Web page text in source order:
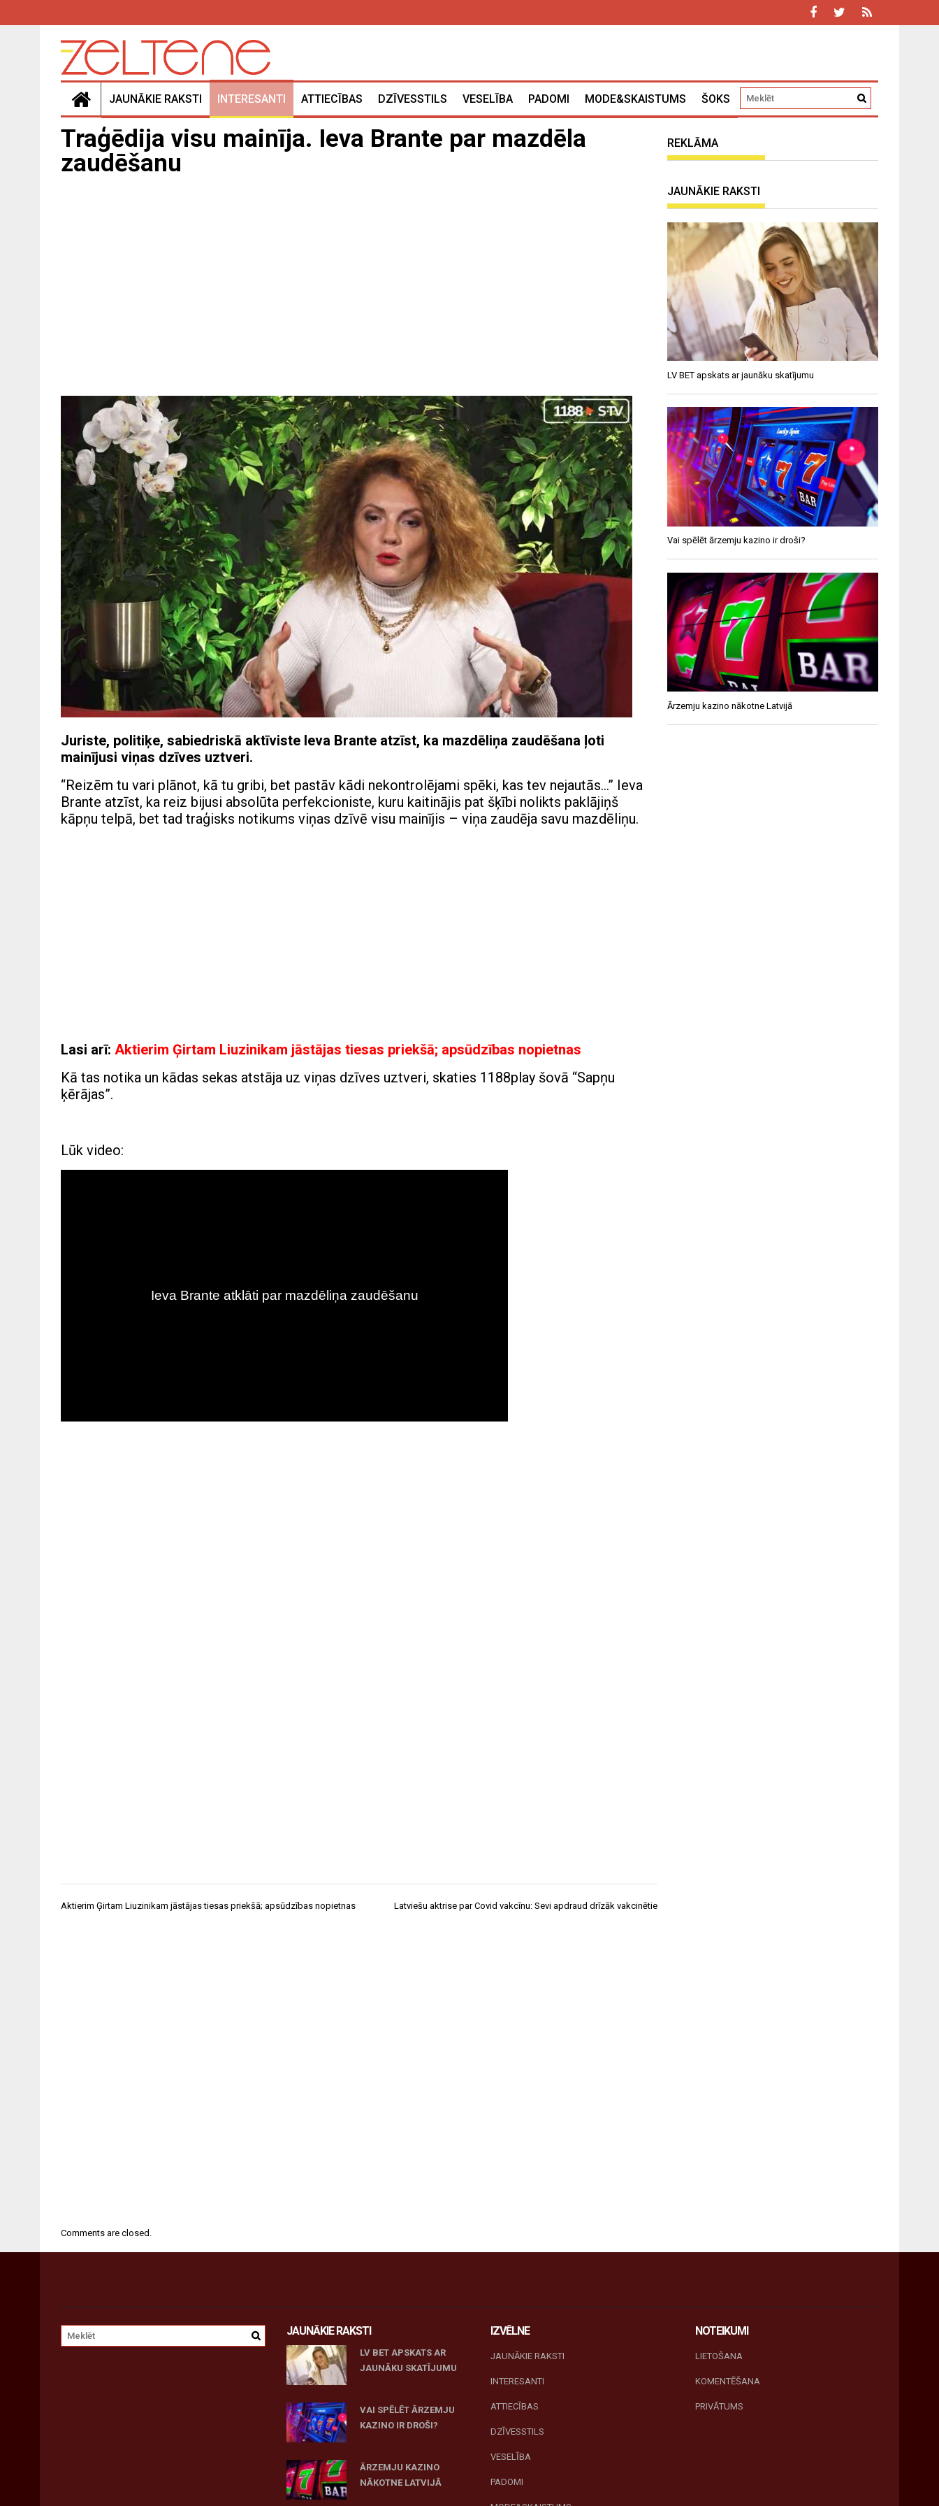
JAUNĀKIE RAKSTI INTERESANTI ATTIECĪBAS DZĪVESSTILS VESELĪBA PADOMI MODE&SKAISTUMS ŠOKS
Traģēdija visu mainīja. Ieva Brante par mazdēla
zaudēšanu
Juriste, politiķe, sabiedriskā aktīviste Ieva Brante atzīst, ka mazdēliņa zaudēšana ļoti
mainījusi viņas dzīves uztveri.
“Reizēm tu vari plānot, kā tu gribi, bet pastāv kādi nekontrolējami spēki, kas tev nejautās…” Ieva
Brante atzīst, ka reiz bijusi absolūta perfekcioniste, kuru kaitinājis pat šķībi nolikts paklājiņš
kāpņu telpā, bet tad traģisks notikums viņas dzīvē visu mainījis – viņa zaudēja savu mazdēliņu.
Lasi arī: Aktierim Ģirtam Liuzinikam jāstājas tiesas priekšā; apsūdzības nopietnas
Kā tas notika un kādas sekas atstāja uz viņas dzīves uztveri, skaties 1188play šovā “Sapņu
ķērājas”.
Lūk video:
Ziņu
Aktierim Ģirtam Liuzinikam jāstājas tiesas priekšā; apsūdzības nopietnas Latviešu aktrise par Covid vakcīnu: Sevi apdraud drīzāk vakcinētie
Comments are closed.
REKLĀMA
JAUNĀKIE RAKSTI
LV BET apskats ar jaunāku skatījumu
Vai spēlēt ārzemju kazino ir droši?
Ārzemju kazino nākotne Latvijā
JAUNĀKIE RAKSTI
LV BET APSKATS AR
JAUNĀKU SKATĪJUMU
VAI SPĒLĒT ĀRZEMJU
KAZINO IR DROŠI?
ĀRZEMJU KAZINO
NĀKOTNE LATVIJĀ
IZVĒLNE
JAUNĀKIE RAKSTI
INTERESANTI
ATTIECĪBAS
DZĪVESSTILS
VESELĪBA
PADOMI
NOTEIKUMI
LIETOŠANA
KOMENTĒŠANA
PRIVĀTUMS